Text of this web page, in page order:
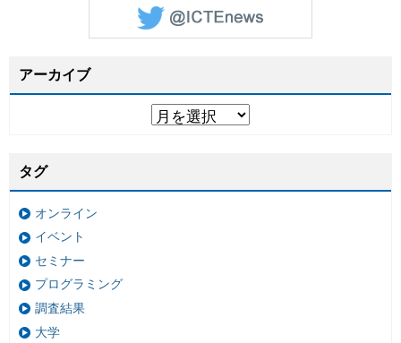
アーカイブ
タグ
オンライン
イベント
セミナー
プログラミング
調査結果
大学